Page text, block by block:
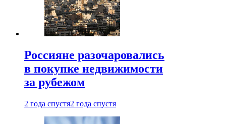
Россияне разочаровались
в покупке недвижимости
за рубежом
2 года спустя2 года спустя